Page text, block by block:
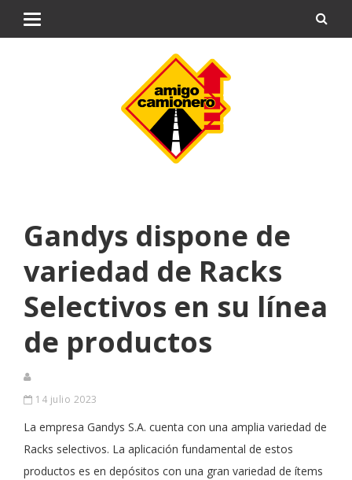
Gandys dispone de
variedad de Racks
Selectivos en su línea
de productos
14 julio 2023
La empresa Gandys S.A. cuenta con una amplia variedad de
Racks selectivos. La aplicación fundamental de estos
productos es en depósitos con una gran variedad de ítems